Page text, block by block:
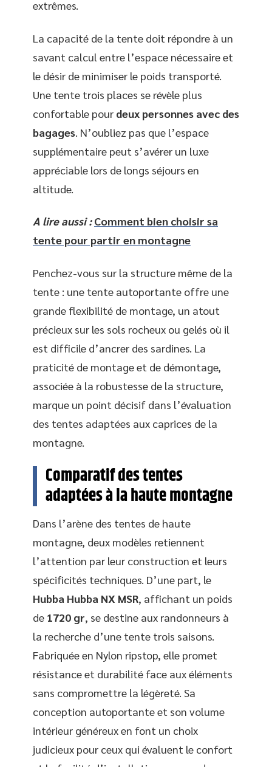
extrêmes.
La capacité de la tente doit répondre à un
savant calcul entre l’espace nécessaire et
le désir de minimiser le poids transporté.
Une tente trois places se révèle plus
confortable pour deux personnes avec des
bagages . N’oubliez pas que l’espace
supplémentaire peut s’avérer un luxe
appréciable lors de longs séjours en
altitude.
A lire aussi : Comment bien choisir sa
tente pour partir en montagne
Penchez-vous sur la structure même de la
tente : une tente autoportante offre une
grande flexibilité de montage, un atout
précieux sur les sols rocheux ou gelés où il
est difficile d’ancrer des sardines. La
praticité de montage et de démontage,
associée à la robustesse de la structure,
marque un point décisif dans l’évaluation
des tentes adaptées aux caprices de la
montagne.
Comparatif des tentes
adaptées à la haute montagne
Dans l’arène des tentes de haute
montagne, deux modèles retiennent
l’attention par leur construction et leurs
spécificités techniques. D’une part, le
Hubba Hubba NX MSR, affichant un poids
de 1720 gr, se destine aux randonneurs à
la recherche d’une tente trois saisons.
Fabriquée en Nylon ripstop, elle promet
résistance et durabilité face aux éléments
sans compromettre la légèreté. Sa
conception autoportante et son volume
intérieur généreux en font un choix
judicieux pour ceux qui évaluent le confort